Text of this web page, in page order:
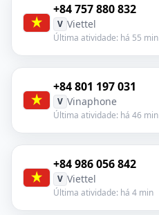
+84 757 880 832
V Viettel
Última atividade: há 55 min
+84 801 197 031
V Vinaphone
Última atividade: há 46 min
+84 986 056 842
V Viettel
Última atividade: há 4 min